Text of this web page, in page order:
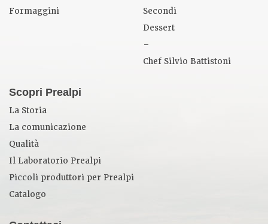
Formaggini
Secondi
Dessert
–
Chef Silvio Battistoni
Scopri Prealpi
La Storia
La comunicazione
Qualità
Il Laboratorio Prealpi
Piccoli produttori per Prealpi
Catalogo